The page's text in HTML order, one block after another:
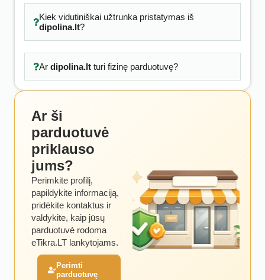
Kiek vidutiniškai užtrunka pristatymas iš
dipolina.lt?
Ar dipolina.ltturi fizinę parduotuvę?
Ar ši
parduotuvė
priklauso
jums?
Perimkite profilį,
papildykite informaciją,
pridėkite kontaktus ir
valdykite, kaip jūsų
parduotuvė rodoma
eTikra.LT lankytojams.
Perimti
parduotuvę